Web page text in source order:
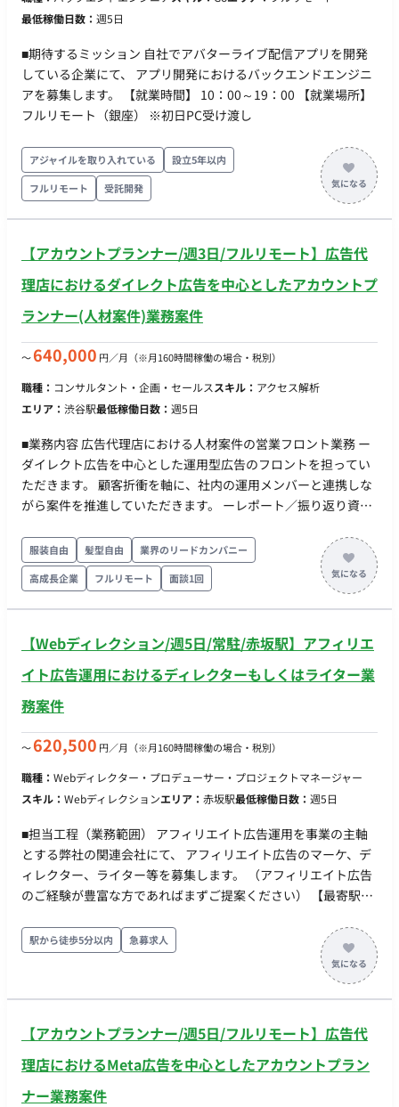
産イベント・セミナー等の集客企画および連携 ・広告素材やビ
びクオリティ管理 ・SNSやCRMツールなどを活用した各種マー
ケティング施策の包括的なディレクション ・外注パートナーや
クリエイター（クラウドワーカー等）の人選・アサイン・業務
振分および進行管理 ・各種施策のデータ分析、ABテストの実
施、およびPDCAサイクルの高速推進 ■チーム体制 ・代表 ・共
同創業者 ・CMO（海外在住） ・インターナショナルチーム（社
内メンバーは日本人と外国人が約半数の構成） ■開発環境 （※
マーケティングツールの活用や、各種SNS、Slack等のコミュニ
ールは商談時に確認・決定します） ■働き方 間程度を想定。柔
働：可能（時差の関係上、日本時間の15:00以降にミーティング
や密なコミュニケーションが取れる方を想定しています。夜間
のテキスト対応が発生する場合があります）
最低稼働日数： 週5日
■期待するミッション 自社でアバターライブ配信アプリを開発
している企業にて、 アプリ開発におけるバックエンドエンジニ
アを募集します。 【就業時間】 10：00～19：00 【就業場所】
フルリモート（銀座） ※初日PC受け渡し
アジャイルを取り入れている
設立5年以内
フルリモート
受託開発
【アカウントプランナー/週3日/フルリモート】広告代
理店におけるダイレクト広告を中心としたアカウントプ
ランナー(人材案件)業務案件
〜640,000 円／月 （※月160時間稼働の場合・税別）
職種： コンサルタント・企画・セールススキル： アクセス解析
エリア： 渋谷駅最低稼働日数： 週5日
■業務内容 広告代理店における人材案件の営業フロント業務 ー
ダイレクト広告を中心とした運用型広告のフロントを担ってい
ただきます。 顧客折衝を軸に、社内の運用メンバーと連携しな
がら案件を推進していただきます。 ーレポート／振り返り資料
ン ■求める人物像（スタンス・マインド） ・オーナーシップ：
運用チームに任せきりにせず、案件のゴール達成まで「自分ご
と」として伴走できる。業務委託でも“外注”ではなく“チームの
一員”として動ける ・クライアント事業目線：広告数値の改善
人材ビジネスの構造に理解が深い。 ・スピード×丁寧さ：日中
の即レス・こまめな報連相を苦にせず、レスポンスの速さを信
バーとクライアントの間に立ちアカウントリーディングの立ち
回りができる。 ・自走力・段取り力：限られた稼働時間の中で
自分で優先順位をつけて進められる ・素直さ・アップデート意
欲：フィードバックや弊社の優先度などの意向も受け止め、や
り方を柔軟に変えられる ■ チーム体制 フロント体制：本ポジシ
ス・サポート：社内の広告専任コンサルタント（運用担当）お
よびクリエイティブ制作チーム ■稼働について 開始日：即日 リ
モート可否：参画当初は出社いただき、その後フルリモート可
働き方：月80時間程度 PC：貸与品使用
服装自由 髪型自由
業界のリードカンパニー
高成長企業
フルリモート 面談1回
【Webディレクション/週5日/常駐/赤坂駅】アフィリエ
イト広告運用におけるディレクターもしくはライター業
務案件
〜620,500 円／月 （※月160時間稼働の場合・税別）
職種： Webディレクター・プロデューサー・プロジェクトマネージャー
スキル： Webディレクションエリア： 赤坂駅最低稼働日数： 週5日
■担当工程（業務範囲） アフィリエイト広告運用を事業の主軸
とする弊社の関連会社にて、 アフィリエイト広告のマーケ、デ
ィレクター、ライター等を募集します。 （アフィリエイト広告
のご経験が豊富な方であればまずご提案ください） 【最寄駅】
10:00 〜 19:00 【稼働日数】週5日
駅から徒歩5分以内 急募求人
【アカウントプランナー/週5日/フルリモート】広告代
理店におけるMeta広告を中心としたアカウントプラン
ナー業務案件